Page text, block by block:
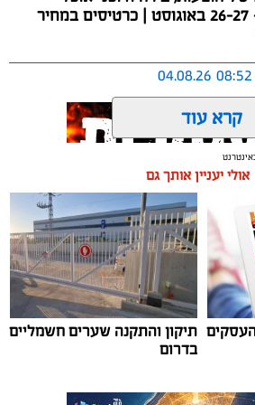
דמי העגינה ההוגנים בישראל,
חוזרת במרינה, בשיפור
לרווחת בעלי כלי השייט.
באקו-פארק אשקלון - 26-27 באוגוסט | כרטיסים במחיר
פסטיבל באגם
בסוף חודש אוגוסט את פסטיבל ‘בירה
והפנאי המרכזי של הקיץ, שיתקיים
בימים רביעי וחמישי, 26-27 באוגוסט 2026, באקו-פארק
אלפי משתתפים, שייהנו מחוויה של
קרא עוד
אולי יעניין אותך גם
תיקון והתקנה שערים חשמליים
בדרום